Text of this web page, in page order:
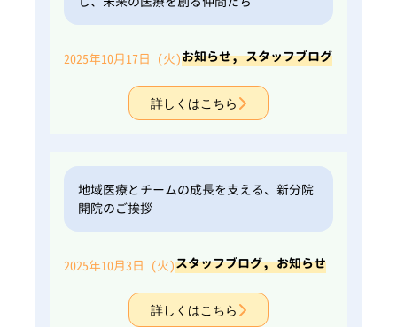
2025年10月17日 (火)お知らせ,スタッフブログ
詳しくはこちら
地域医療とチームの成長を支える、新分院
開院のご挨拶
2025年10月3日 (火)スタッフブログ,お知らせ
詳しくはこちら